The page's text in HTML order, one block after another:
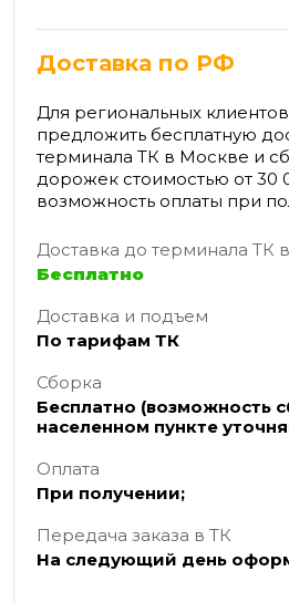
Доставка по РФ
Для региональных
предложить бесплатную
терминала ТК в Москве и
дорожек стоимостью от 30
возможность оплаты при
Доставка до терминала ТК
Бесплатно
Доставка и подъем
По тарифам ТК
Сборка
Бесплатно (возможность
населенном пункте
Оплата
При получении;
Передача заказа в ТК
На следующий день